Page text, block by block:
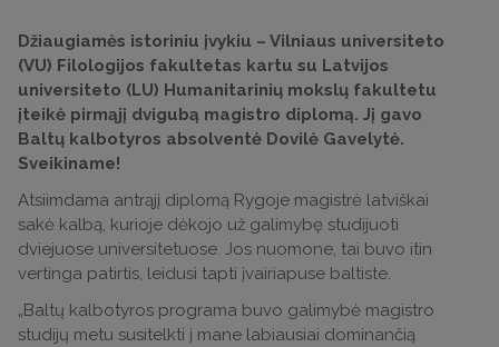
Džiaugiamės istoriniu įvykiu – Vilniaus universiteto
(VU) Filologijos fakultetas kartu su Latvijos
universiteto (LU) Humanitarinių mokslų fakultetu
įteikė pirmąjį dvigubą magistro diplomą. Jį gavo
Baltų kalbotyros absolventė Dovilė Gavelytė.
Sveikiname!
Atsiimdama antrąjį diplomą Rygoje magistrė latviškai
sakė kalbą, kurioje dėkojo už galimybę studijuoti
dviejuose universitetuose. Jos nuomone, tai buvo itin
vertinga patirtis, leidusi tapti įvairiapuse baltiste.
„Baltų kalbotyros programa buvo galimybė magistro
studijų metu susitelkti į mane labiausiai dominančią